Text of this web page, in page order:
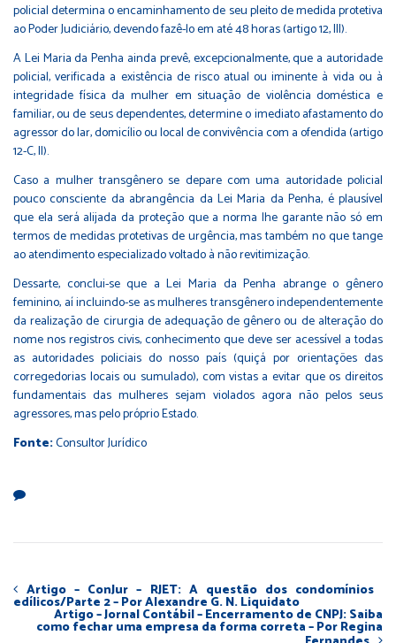
policial determina o encaminhamento de seu pleito de medida protetiva
ao Poder Judiciário, devendo fazê-lo em até 48 horas (artigo 12, III).
A Lei Maria da Penha ainda prevê, excepcionalmente, que a autoridade
policial, verificada a existência de risco atual ou iminente à vida ou à
integridade física da mulher em situação de violência doméstica e
familiar, ou de seus dependentes, determine o imediato afastamento do
agressor do lar, domicílio ou local de convivência com a ofendida (artigo
12-C, II).
Caso a mulher transgênero se depare com uma autoridade policial
pouco consciente da abrangência da Lei Maria da Penha, é plausível
que ela será alijada da proteção que a norma lhe garante não só em
termos de medidas protetivas de urgência, mas também no que tange
ao atendimento especializado voltado à não revitimização.
Dessarte, conclui-se que a Lei Maria da Penha abrange o gênero
feminino, aí incluindo-se as mulheres transgênero independentemente
da realização de cirurgia de adequação de gênero ou de alteração do
nome nos registros civis, conhecimento que deve ser acessível a todas
as autoridades policiais do nosso país (quiçá por orientações das
corregedorias locais ou sumulado), com vistas a evitar que os direitos
fundamentais das mulheres sejam violados agora não pelos seus
agressores, mas pelo próprio Estado.
Fonte:Consultor Jurídico
Artigo – ConJur – RJET: A questão dos condomínios
edílicos/Parte 2 – Por Alexandre G. N. Liquidato
Artigo – Jornal Contábil – Encerramento de CNPJ: Saiba
como fechar uma empresa da forma correta – Por Regina